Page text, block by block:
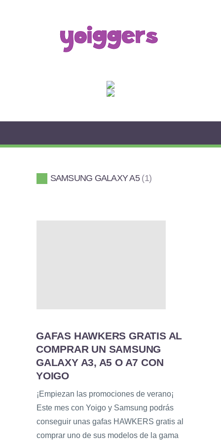
SAMSUNG GALAXY A5 1
GAFAS HAWKERS GRATIS AL
COMPRAR UN SAMSUNG
GALAXY A3, A5 O A7 CON
YOIGO
¡Empiezan las promociones de verano¡
Este mes con Yoigo y Samsung podrás
conseguir unas gafas HAWKERS gratis al
comprar uno de sus modelos de la gama